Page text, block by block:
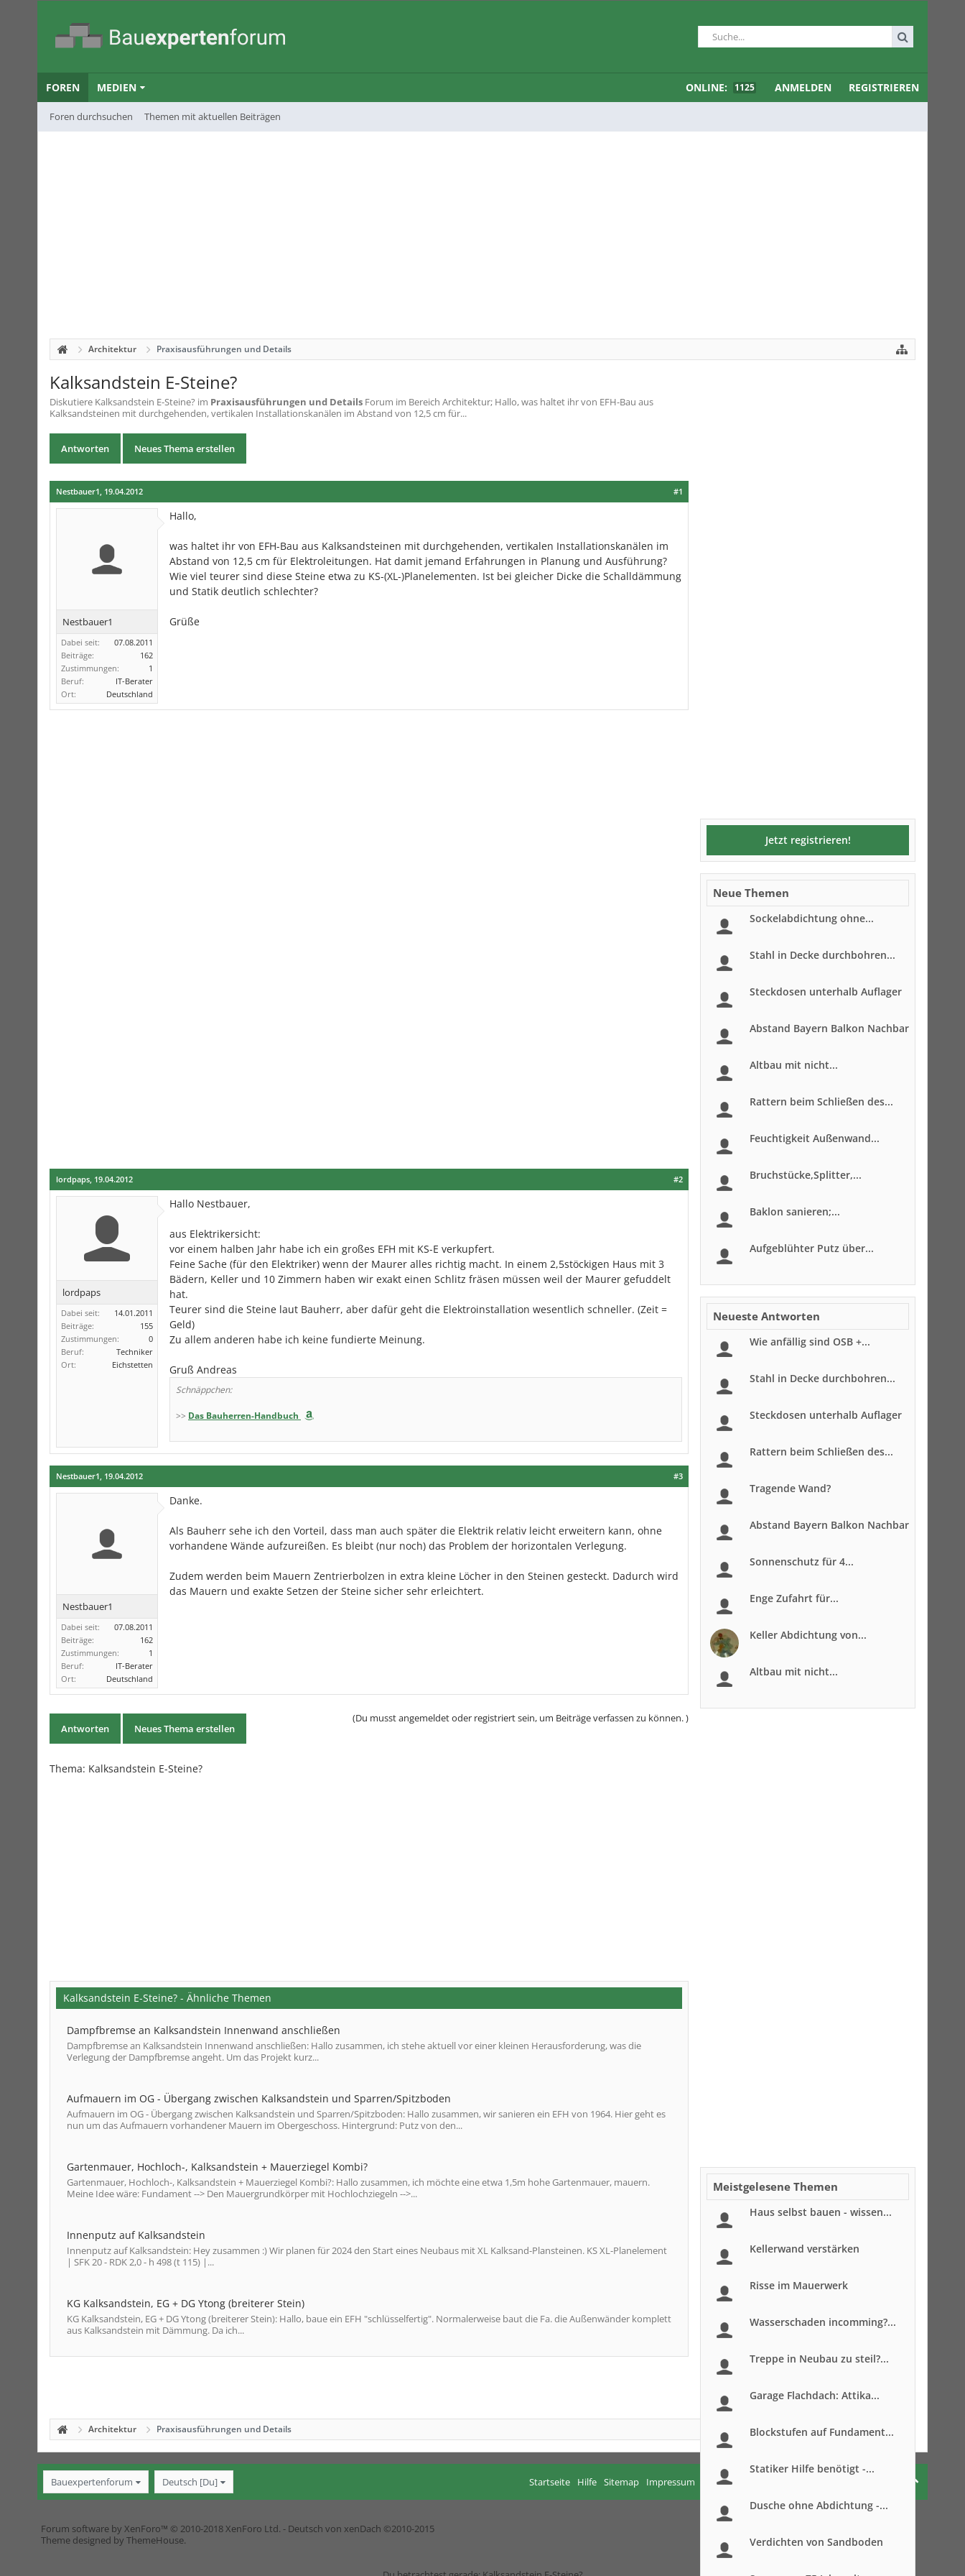
FOREN
Foren durchsuchen Themen mit aktuellen Beiträgen
MEDIEN ONLINE: 1125 ANMELDEN REGISTRIEREN
Architektur Praxisausführungen und Details
Kalksandstein E-Steine?
Diskutiere Kalksandstein E-Steine? im Praxisausführungen und Details Forum im Bereich Architektur; Hallo, was haltet ihr von EFH-Bau aus
Kalksandsteinen mit durchgehenden, vertikalen Installationskanälen im Abstand von 12,5 cm für...
Antworten Neues Thema erstellen
#1
Nestbauer1, 19.04.2012
Nestbauer1
Dabei seit:
07.08.2011
Beiträge:
162
Zustimmungen:
1
Beruf:
IT-Berater
Ort:
Deutschland
Hallo,
was haltet ihr von EFH-Bau aus Kalksandsteinen mit durchgehenden, vertikalen Installationskanälen im
Abstand von 12,5 cm für Elektroleitungen. Hat damit jemand Erfahrungen in Planung und Ausführung?
Wie viel teurer sind diese Steine etwa zu KS-(XL-)Planelementen. Ist bei gleicher Dicke die Schalldämmung
und Statik deutlich schlechter?
Grüße
#2
lordpaps, 19.04.2012
lordpaps
Dabei seit:
14.01.2011
Beiträge:
155
Zustimmungen:
0
Beruf:
Techniker
Ort:
Eichstetten
Hallo Nestbauer,
aus Elektrikersicht:
vor einem halben Jahr habe ich ein großes EFH mit KS-E verkupfert.
Feine Sache (für den Elektriker) wenn der Maurer alles richtig macht. In einem 2,5stöckigen Haus mit 3
Bädern, Keller und 10 Zimmern haben wir exakt einen Schlitz fräsen müssen weil der Maurer gefuddelt
hat.
Teurer sind die Steine laut Bauherr, aber dafür geht die Elektroinstallation wesentlich schneller. (Zeit =
Geld)
Zu allem anderen habe ich keine fundierte Meinung.
Gruß Andreas
Schnäppchen:
>> Das Bauherren-Handbuch
#3
Nestbauer1, 19.04.2012
Nestbauer1
Dabei seit:
07.08.2011
Beiträge:
162
Zustimmungen:
1
Beruf:
IT-Berater
Ort:
Deutschland
Danke.
Als Bauherr sehe ich den Vorteil, dass man auch später die Elektrik relativ leicht erweitern kann, ohne
vorhandene Wände aufzureißen. Es bleibt (nur noch) das Problem der horizontalen Verlegung.
Zudem werden beim Mauern Zentrierbolzen in extra kleine Löcher in den Steinen gesteckt. Dadurch wird
das Mauern und exakte Setzen der Steine sicher sehr erleichtert.
Antworten Neues Thema erstellen
(Du musst angemeldet oder registriert sein, um Beiträge verfassen zu können. )
Thema: Kalksandstein E-Steine?
Kalksandstein E-Steine? - Ähnliche Themen
Dampfbremse an Kalksandstein Innenwand anschließen
Dampfbremse an Kalksandstein Innenwand anschließen: Hallo zusammen, ich stehe aktuell vor einer kleinen Herausforderung, was die
Verlegung der Dampfbremse angeht. Um das Projekt kurz...
Aufmauern im OG - Übergang zwischen Kalksandstein und Sparren/Spitzboden
Aufmauern im OG - Übergang zwischen Kalksandstein und Sparren/Spitzboden: Hallo zusammen, wir sanieren ein EFH von 1964. Hier geht es
nun um das Aufmauern vorhandener Mauern im Obergeschoss. Hintergrund: Putz von den...
Gartenmauer, Hochloch-, Kalksandstein + Mauerziegel Kombi?
Gartenmauer, Hochloch-, Kalksandstein + Mauerziegel Kombi?: Hallo zusammen, ich möchte eine etwa 1,5m hohe Gartenmauer, mauern.
Meine Idee wäre: Fundament --> Den Mauergrundkörper mit Hochlochziegeln -->...
Innenputz auf Kalksandstein
Innenputz auf Kalksandstein: Hey zusammen :) Wir planen für 2024 den Start eines Neubaus mit XL Kalksand-Plansteinen. KS XL-Planelement
| SFK 20 - RDK 2,0 - h 498 (t 115) |...
KG Kalksandstein, EG + DG Ytong (breiterer Stein)
KG Kalksandstein, EG + DG Ytong (breiterer Stein): Hallo, baue ein EFH "schlüsselfertig". Normalerweise baut die Fa. die Außenwänder komplett
aus Kalksandstein mit Dämmung. Da ich...
Jetzt registrieren!
Neue Themen
Sockelabdichtung ohne...
Stahl in Decke durchbohren...
Steckdosen unterhalb Auflager
Abstand Bayern Balkon Nachbar
Altbau mit nicht...
Rattern beim Schließen des...
Feuchtigkeit Außenwand...
Bruchstücke,Splitter,...
Baklon sanieren;...
Aufgeblühter Putz über...
Neueste Antworten
Wie anfällig sind OSB +...
Stahl in Decke durchbohren...
Steckdosen unterhalb Auflager
Rattern beim Schließen des...
Tragende Wand?
Abstand Bayern Balkon Nachbar
Sonnenschutz für 4...
Enge Zufahrt für...
Keller Abdichtung von...
Altbau mit nicht...
Meistgelesene Themen
Haus selbst bauen - wissen...
Kellerwand verstärken
Risse im Mauerwerk
Wasserschaden incomming?...
Treppe in Neubau zu steil?...
Garage Flachdach: Attika...
Blockstufen auf Fundament...
Statiker Hilfe benötigt -...
Dusche ohne Abdichtung -...
Verdichten von Sandboden
Architektur Praxisausführungen und Details
Bauexpertenforum Deutsch [Du] Startseite Hilfe Sitemap Impressum Nutzungsbedingungen
Forum software by XenForo™ © 2010-2018 XenForo Ltd. - Deutsch von xenDach ©2010-2015
Theme designed by ThemeHouse.